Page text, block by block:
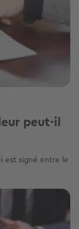
peut-il
est signé entre le